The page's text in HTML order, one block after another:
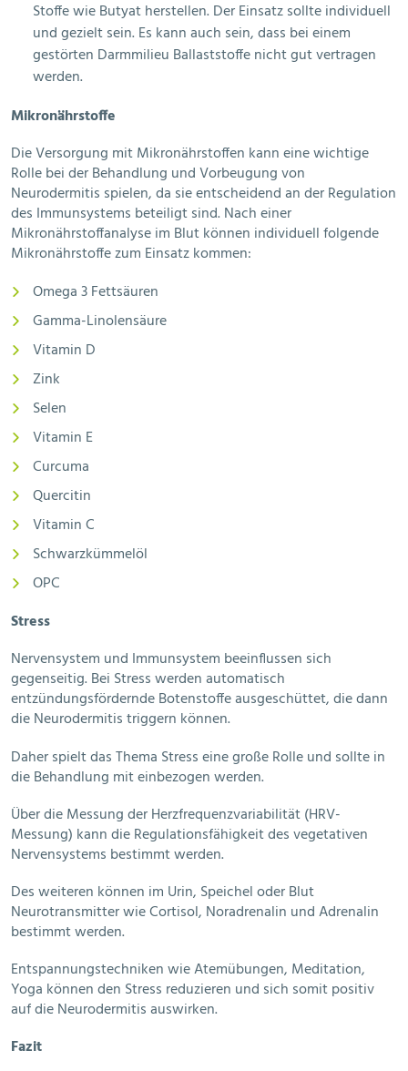
Stoffe wie Butyat herstellen. Der Einsatz sollte individuell
und gezielt sein. Es kann auch sein, dass bei einem
gestörten Darmmilieu Ballaststoffe nicht gut vertragen
werden.
Mikronährstoffe
Die Versorgung mit Mikronährstoffen kann eine wichtige
Rolle bei der Behandlung und Vorbeugung von
Neurodermitis spielen, da sie entscheidend an der Regulation
des Immunsystems beteiligt sind. Nach einer
Mikronährstoffanalyse im Blut können individuell folgende
Mikronährstoffe zum Einsatz kommen:
Omega 3 Fettsäuren
Gamma-Linolensäure
Vitamin D
Zink
Selen
Vitamin E
Curcuma
Quercitin
Vitamin C
Schwarzkümmelöl
OPC
Stress
Nervensystem und Immunsystem beeinflussen sich
gegenseitig. Bei Stress werden automatisch
entzündungsfördernde Botenstoffe ausgeschüttet, die dann
die Neurodermitis triggern können.
Daher spielt das Thema Stress eine große Rolle und sollte in
die Behandlung mit einbezogen werden.
Über die Messung der Herzfrequenzvariabilität (HRV-
Messung) kann die Regulationsfähigkeit des vegetativen
Nervensystems bestimmt werden.
Des weiteren können im Urin, Speichel oder Blut
Neurotransmitter wie Cortisol, Noradrenalin und Adrenalin
bestimmt werden.
Entspannungstechniken wie Atemübungen, Meditation,
Yoga können den Stress reduzieren und sich somit positiv
auf die Neurodermitis auswirken.
Fazit